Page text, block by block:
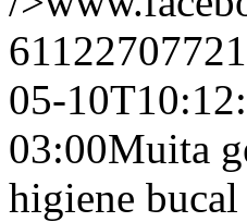
05-
03:00Muita
higiene